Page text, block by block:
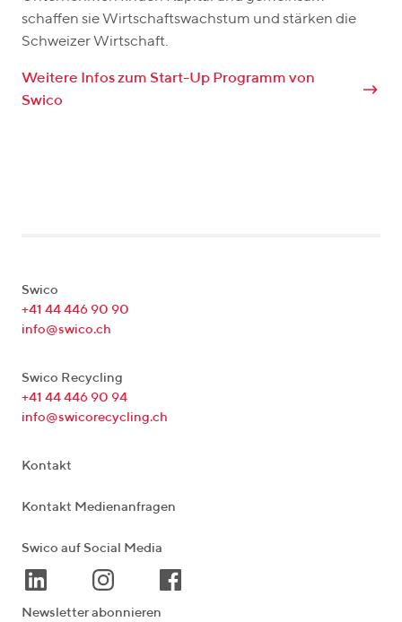
schaffen sie Wirtschaftswachstum und stärken die
Schweizer Wirtschaft.
Weitere Infos zum Start-Up Programm von
Swico
Swico
+41 44 446 90 90
info@swico.ch
Swico Recycling
+41 44 446 90 94
info@swicorecycling.ch
Kontakt
Kontakt Medienanfragen
Swico auf Social Media
Newsletter abonnieren